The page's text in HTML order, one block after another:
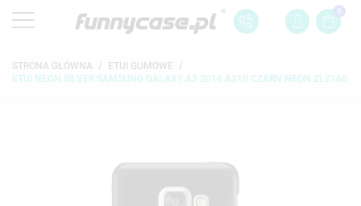
0
STRONA GŁÓWNA
ETUI GUMOWE
ETUI NEON SILVER SAMSUNG GALAXY A3 2016 A310 CZARN NEON ZLZ160